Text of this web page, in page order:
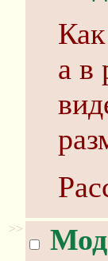
а в
>>